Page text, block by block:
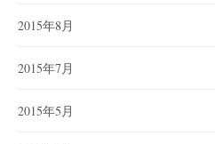
2015年8月
2015年7月
2015年5月